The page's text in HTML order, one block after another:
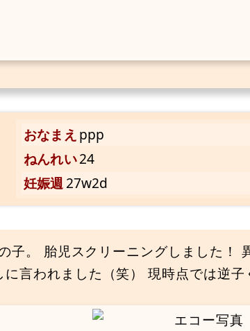
おなまえ ppp
ねんれい24
妊娠週27w2d
子。 胎児スクリーニングしました！
に言われました（笑） 現時点では逆子